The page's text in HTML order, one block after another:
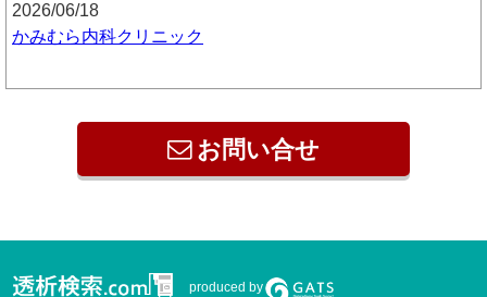
2026/06/18
かみむら内科クリニック
お問い合せ
produced by